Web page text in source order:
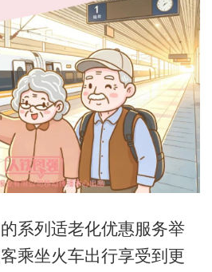
列适老化优惠服务举
乘坐火车出行享受到更